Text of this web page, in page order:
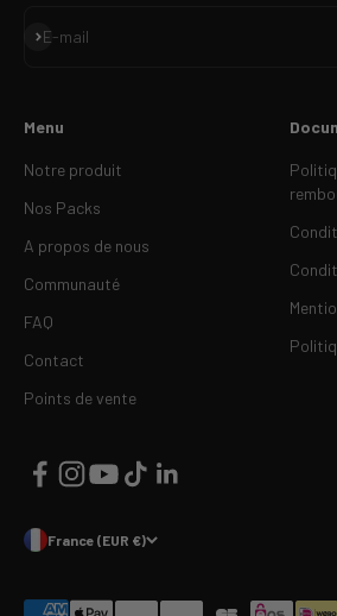
E-mail
S'inscrire
Menu
Notre produit
Nos Packs
A propos de nous
Communauté
FAQ
Contact
Points de vente
France (EUR €)